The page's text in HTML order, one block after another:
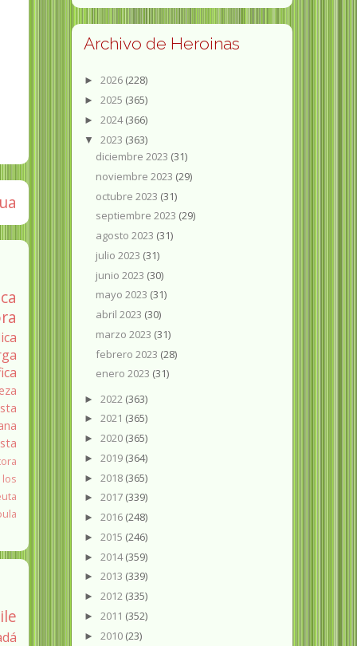
Archivo de Heroinas
► 2026 (228)
► 2025 (365)
► 2024(366)
▼ 2023 (363)
diciembre 2023 (31)
noviembre 2023 (29)
octubre 2023 (31)
septiembre 2023 (29)
agosto 2023 (31)
julio 2023 (31)
junio 2023 (30)
mayo 2023 (31)
abril 2023 (30)
marzo 2023 (31)
febrero 2023 (28)
enero 2023 (31)
► 2022 (363)
► 2021 (365)
► 2020 (365)
► 2019 (364)
► 2018 (365)
► 2017 (339)
► 2016 (248)
► 2015 (246)
► 2014(359)
► 2013 (339)
► 2012 (335)
► 2011 (352)
► 2010 (23)